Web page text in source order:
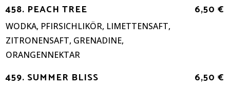
458. PEACH TREE
WODKA, PFIRSICHLIKÖR, LIMETTENSAFT,
ZITRONENSAFT, GRENADINE,
ORANGENNEKTAR
6,50 €
459. SUMMER BLISS 6,50 €